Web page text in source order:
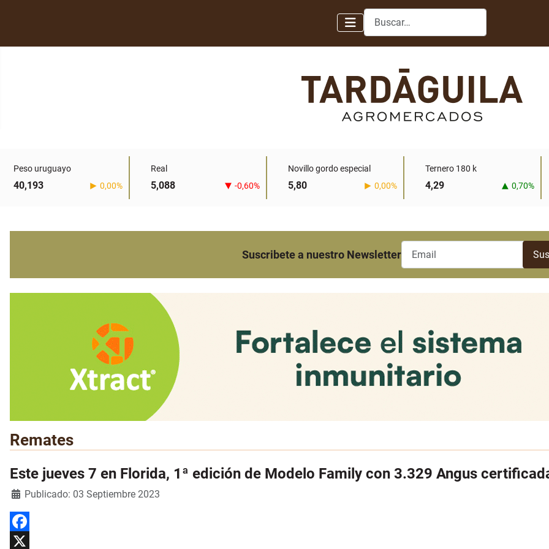
Buscar
Peso uruguayo
40,193 0,00%
Real
5,088 -0,60%
Novillo gordo especial
5,80 0,00%
Ternero 180 k
4,29 0,70%
Suscribete a nuestro Newsletter
Remates
Este jueves 7 en Florida, 1ª edición de Modelo Family con 3.329 Angus
DetallesPublicado: 03 Septiembre 2023
Facebook